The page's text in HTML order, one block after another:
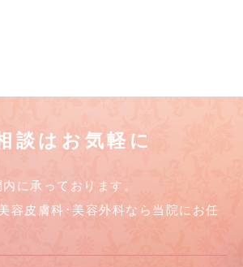
談はお気軽に
に承っております。
容皮膚科･美容外科なら当院にお任